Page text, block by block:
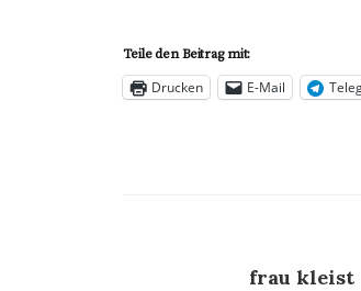
Teile den Beitrag mit:
Drucken E-Mail
frau kleist